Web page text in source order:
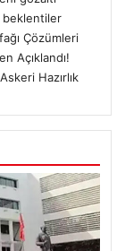
beklentiler
Çözümleri
Açıklandı!
Hazırlık